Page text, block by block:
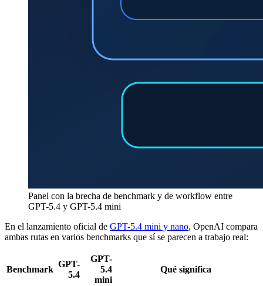
Panel con la brecha de benchmark y de workflow entre
GPT-5.4 y GPT-5.4 mini
En el lanzamiento oficial de GPT-5.4 mini y nano, OpenAI compara
ambas rutas en varios benchmarks que sí se parecen a trabajo real:
Benchmark
GPT-
5.4
GPT-
5.4
mini
Qué significa